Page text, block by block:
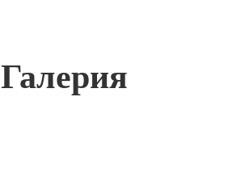
Галерия